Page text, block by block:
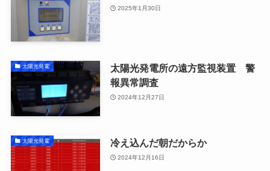
2025年1月30日
太陽光発電
太陽光発電所の遠方監視装置 警
報異常調査
2024年12月27日
太陽光発電 冷え込んだ朝だからか
2024年12月16日